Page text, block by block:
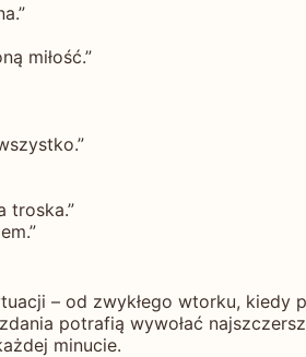
miłość.”
troska.”
– od zwykłego wtorku,
potrafią wywołać
minucie.